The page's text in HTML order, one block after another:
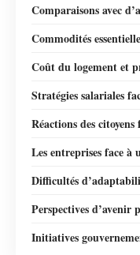
Comparaisons avec
Commodités
Coût du logement et
Stratégies salariales
Réactions des
Les entreprises face
Difficultés
Perspectives d’avenir
Initiatives